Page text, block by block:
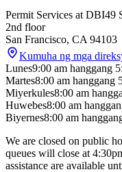
Permit Services at DBI49
2nd floor
San Francisco, CA 94103
Kumuha ng mga
Lunes9:00 am hanggang
Martes8:00 am hanggang
Miyerkules8:00 am
Huwebes8:00 am
Biyernes8:00 am
We are closed on public
queues will close at
assistance are available